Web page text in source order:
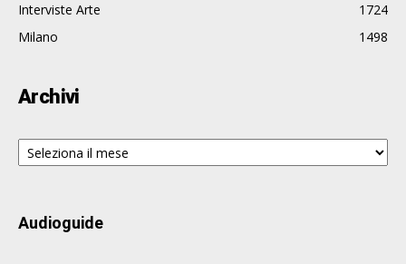
Interviste Arte
1724
Milano
1498
Archivi
Archivi
Audioguide